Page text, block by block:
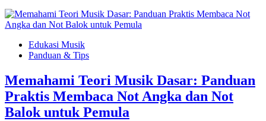
Edukasi Musik
Panduan & Tips
Memahami Teori Musik Dasar: Panduan
Praktis Membaca Not Angka dan Not
Balok untuk Pemula